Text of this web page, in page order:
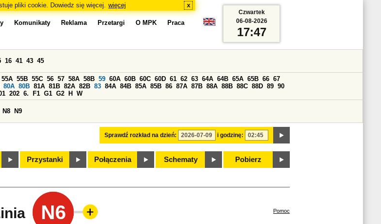
pliki cookie. Dowiedz się więcej. więcej x
Komunikaty Reklama Przetargi O MPK Praca
Sprawdź rozkład na dzień: i godzinę:
16 41 43 45
55A 55B 55C 56 57 58A 58B 59 60A 60B 60C 60D 61 62 63 64A 64B 65A 65B 66 67
80A 80B 81A 81B 82A 82B 83 84A 84B 85A 85B 86 87A 87B 88A 88B 88C 88D 89 90
202 6. F1 G1 G2 H W
N8 N9
Przystanki Połączenia Schematy Pobierz
Czwartek
06-08-2026
17:47
N6 Pomoc